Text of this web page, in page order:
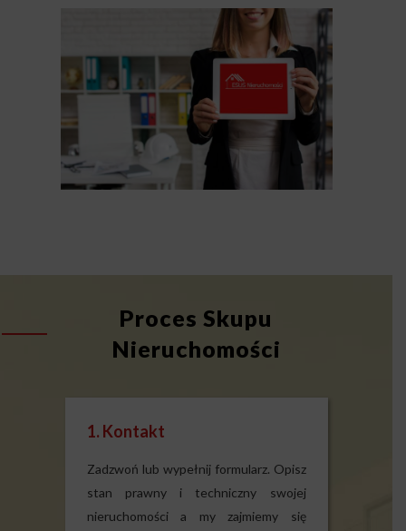
Proces Skupu
Nieruchomości
1. Kontakt
Zadzwoń lub wypełnij formularz. Opisz
stan prawny i techniczny swojej
nieruchomości a my zajmiemy się